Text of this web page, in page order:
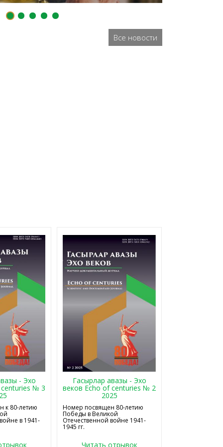
Все новости
- Эхо
№ 3
к 80-летию
в 1941-
Гасырлар авазы - Эхо
веков Echo of centuries № 2
2025
Номер посвящен 80-летию
Победы в Великой
Отечественной войне 1941-
1945 гг.
Читать отрывок